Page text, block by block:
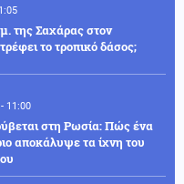
της Σαχάρας στον
το τροπικό δάσος;
11:00
στη Ρωσία: Πώς ένα
αποκάλυψε τα ίχνη του